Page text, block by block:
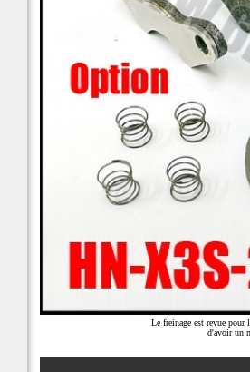
Le freinage est revue pour
d'avoir un